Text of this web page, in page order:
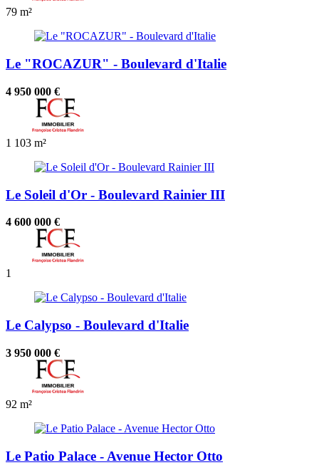
79 m²
Le "ROCAZUR" - Boulevard d'Italie
4 950 000 €
1 103 m²
Le Soleil d'Or - Boulevard Rainier III
4 600 000 €
1
Le Calypso - Boulevard d'Italie
3 950 000 €
92 m²
Le Patio Palace - Avenue Hector Otto